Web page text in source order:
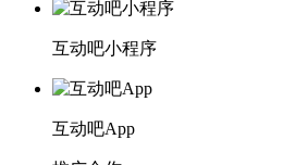
互动吧小程序
互动吧App